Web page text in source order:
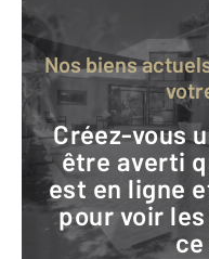
Nos biens actuels ne correspondent pas à
Créez-vous une alerte mail pour
être averti
est en ligne
pour voir